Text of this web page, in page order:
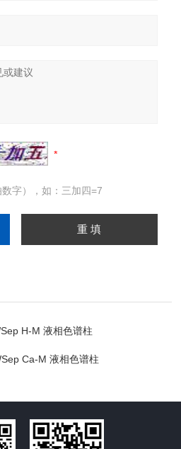
字），如：三加四=7
H-M 液相色谱柱
Ca-M 液相色谱柱